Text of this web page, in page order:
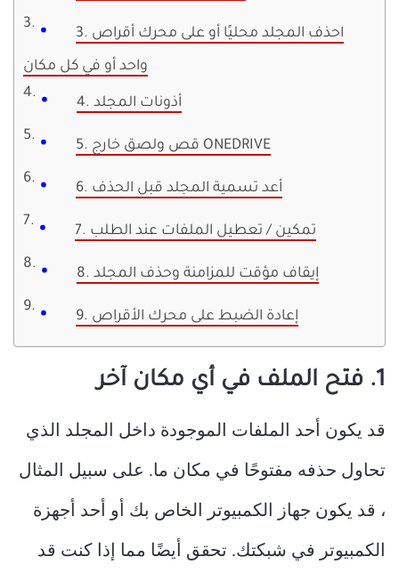
3. احذف المجلد محليًا أو على محرك أقراص
واحد أو في كل مكان
4. أذونات المجلد
5. قص ولصق خارج ONEDRIVE
6. أعد تسمية المجلد قبل الحذف
7. تمكين / تعطيل الملفات عند الطلب
8. إيقاف مؤقت للمزامنة وحذف المجلد
9. إعادة الضبط على محرك الأقراص
1. فتح الملف في أي مكان آخر
قد يكون أحد الملفات الموجودة داخل المجلد الذي
تحاول حذفه مفتوحًا في مكان ما. على سبيل المثال
، قد يكون جهاز الكمبيوتر الخاص بك أو أحد أجهزة
الكمبيوتر في شبكتك. تحقق أيضًا مما إذا كنت قد